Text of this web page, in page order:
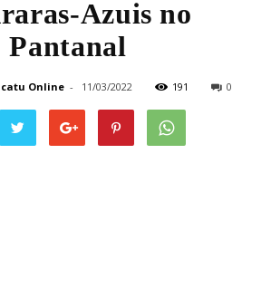
Azuis no
Pantanal
Online - 11/03/2022 191 0